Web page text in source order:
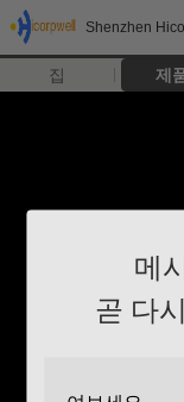
Shenzhen
집 제
메
곧 다